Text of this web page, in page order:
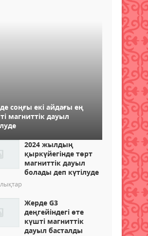
соңғы екі айдағы ең
магниттік дауыл
2024 жылдың
қыркүйегінде төрт
магниттік дауыл
болады деп күтілуде
Жерде G3
деңгейіндегі өте
күшті магниттік
дауыл басталды